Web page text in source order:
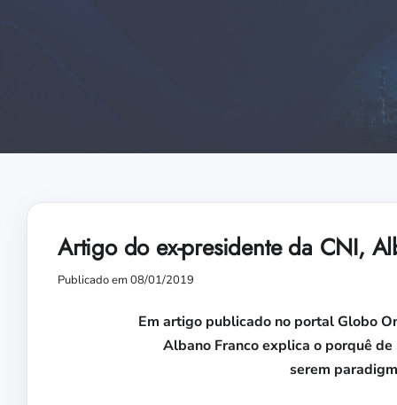
Artigo do ex-presidente da CNI,
Publicado em 08/01/2019
Em artigo publicado no portal Globo
Albano Franco explica o porquê de
serem